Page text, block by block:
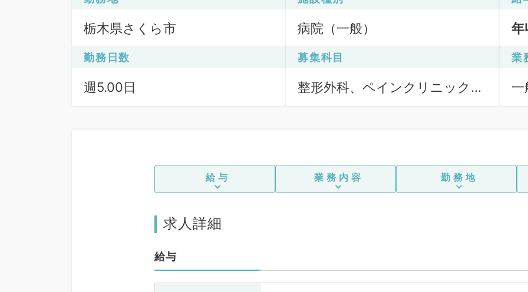
栃木県さくら市 病院（一般） 年
勤務日数
週5.00日
募集科目
整形外科、ペインクリニック、
業
一
給与 業務内容 勤務地
求人詳細
給与